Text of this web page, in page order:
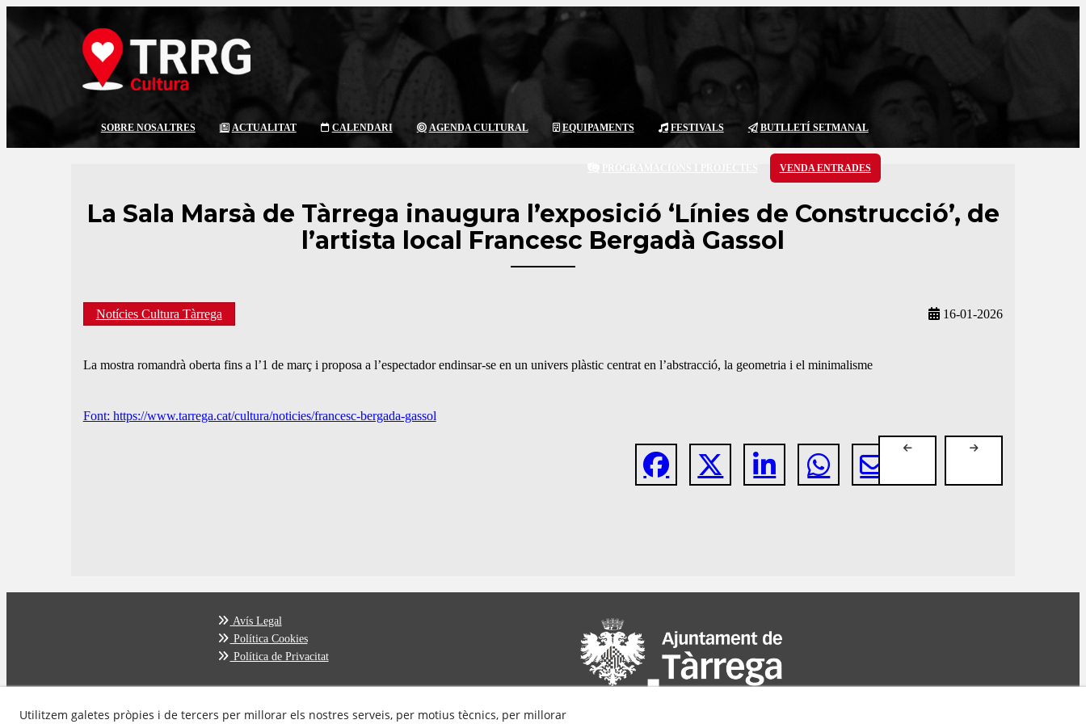
SOBRE NOSALTRES ACTUALITAT CALENDARI AGENDA CULTURAL EQUIPAMENTS FESTIVALS BUTLLETÍ SETMANAL
VENDA ENTRADES
La Sala Marsà de Tàrrega inaugura l’exposició ‘Línies de Construcció’, de
l’artista local Francesc Bergadà Gassol
Notícies Cultura Tàrrega 16-01-2026
La mostra romandrà oberta fins a l’1 de març i proposa a l’espectador endinsar-se en un univers plàstic centrat en l’abstracció, la geometria i el minimalisme
Font: https://www.tarrega.cat/cultura/noticies/francesc-bergada-gassol
Avís Legal
Política Cookies
Política de Privacitat
Utilitzem galetes pròpies i de tercers per millorar els nostres serveis, per motius tècnics, per millorar